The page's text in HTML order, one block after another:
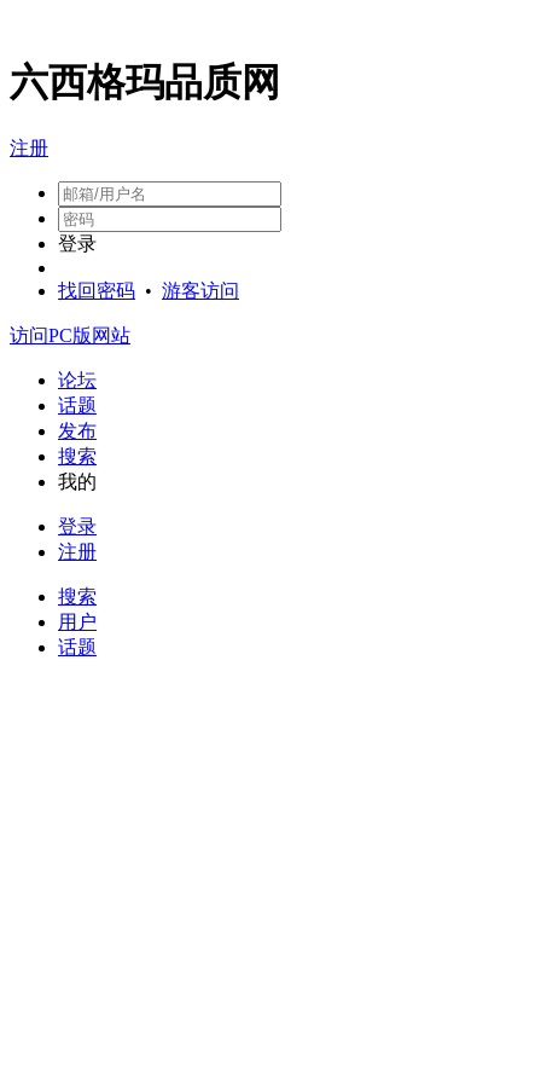
六西格玛品质网
注册
登录
找回密码 • 游客访问
访问PC版网站
论坛
话题
发布
搜索
我的
登录
注册
搜索
用户
话题